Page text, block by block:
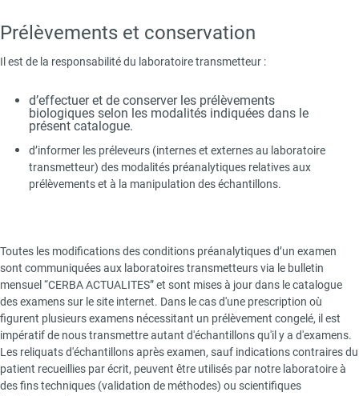
Prélèvements et conservation
Il est de la responsabilité du laboratoire transmetteur :
d’effectuer et de conserver les prélèvements
biologiques selon les modalités indiquées dans le
présent catalogue.
d’informer les préleveurs (internes et externes au laboratoire
transmetteur) des modalités préanalytiques relatives aux
prélèvements et à la manipulation des échantillons.
Toutes les modifications des conditions préanalytiques d’un examen
sont communiquées aux laboratoires transmetteurs via le bulletin
mensuel “CERBA ACTUALITES” et sont mises à jour dans le catalogue
des examens sur le site internet. Dans le cas d'une prescription où
figurent plusieurs examens nécessitant un prélèvement congelé, il est
impératif de nous transmettre autant d'échantillons qu'il y a d'examens.
Les reliquats d'échantillons après examen, sauf indications contraires du
patient recueillies par écrit, peuvent être utilisés par notre laboratoire à
des fins techniques (validation de méthodes) ou scientifiques